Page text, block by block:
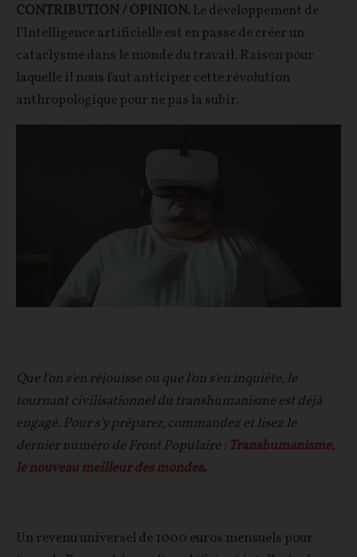
CONTRIBUTION / OPINION.Le développement de
l’Intelligence artificielle est en passe de créer un
cataclysme dans le monde du travail. Raison pour
laquelle il nous faut anticiper cette révolution
anthropologique pour ne pas la subir.
Que l'on s'en réjouisse ou que l'on s'en inquiète, le
tournant civilisationnel du transhumanisme est déjà
engagé. Pour s'y préparer, commandez et lisez le
dernier numéro de Front Populaire : Transhumanisme,
le nouveau meilleur des mondes.
Un revenu universel de 1000 euros mensuels pour